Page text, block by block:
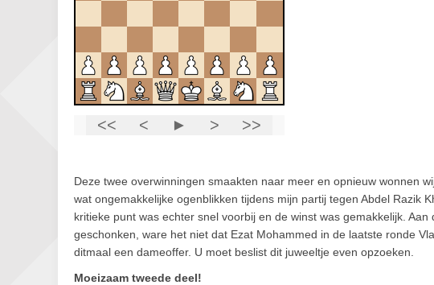
Deze twee overwinningen smaakten naar meer en opnieuw wonnen
wat ongemakkelijke ogenblikken tijdens mijn partij tegen Abdel Razik
kritieke punt was echter snel voorbij en de winst was gemakkelijk.
geschonken, ware het niet dat Ezat Mohammed in de laatste ronde
ditmaal een dameoffer. U moet beslist dit juweeltje even opzoeken.
Moeizaam tweede deel!